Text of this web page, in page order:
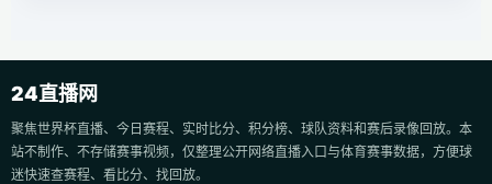
24直播网
聚焦世界杯直播、今日赛程、实时比分、积分榜、球队资料和赛后录像回放。本
站不制作、不存储赛事视频，仅整理公开网络直播入口与体育赛事数据，方便球
迷快速查赛程、看比分、找回放。